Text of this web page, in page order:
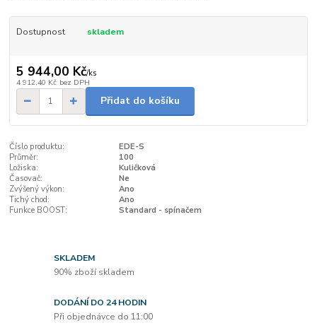
Dostupnost skladem
5 944,00 Kč/ks
4 912,40 Kč bez DPH
Přidat do košíku
Číslo produktu:
EDE-S
Průměr:
100
Ložiska:
Kuličková
Časovač:
Ne
Zvýšený výkon:
Ano
Tichý chod:
Ano
Funkce BOOST:
Standard - spínačem
SKLADEM
90% zboží skladem
DODÁNÍ DO 24 HODIN
Při objednávce do 11:00